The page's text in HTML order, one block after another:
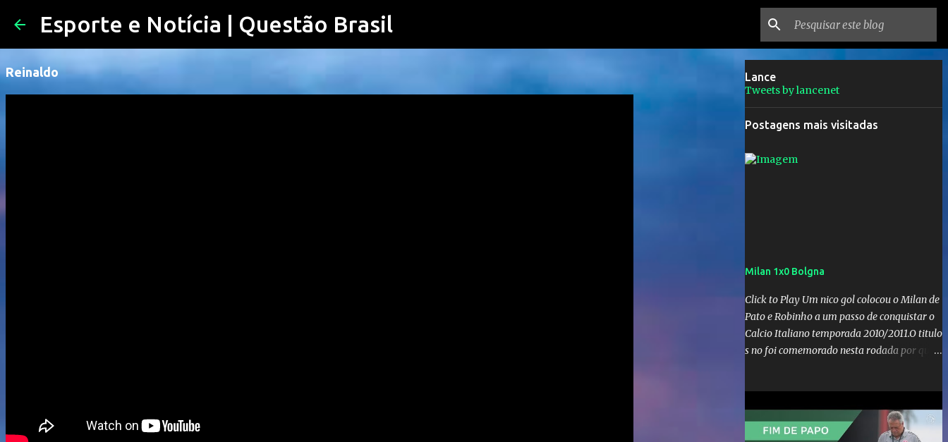
Esporte e Notícia | Questão Brasil
Reinaldo
Lance
Tweets by lancenet
Postagens mais visitadas
Milan 1x0 Bolgna
Click to Play Um nico gol colocou o Milan de
Pato e Robinho a um passo de conquistar o
Calcio Italiano temporada 2010/2011.O titulo
s no foi comemorado nesta rodada por que a
voltandoa Italia e para dirigir de novo a
Internazionale.Na velha bota tudo parece